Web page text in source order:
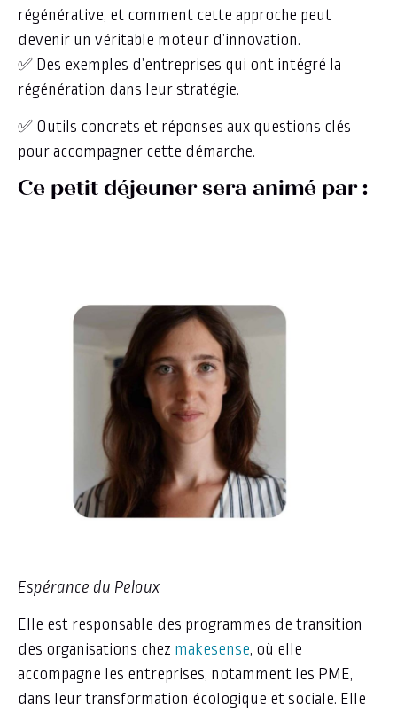
régénérative, et comment cette approche peut
devenir un véritable moteur d’innovation.
✅ Des exemples d’entreprises qui ont intégré la
régénération dans leur stratégie.
✅ Outils concrets et réponses aux questions clés
pour accompagner cette démarche.
Ce petit déjeuner sera animé par :
Espérance du Peloux
Elle est responsable des programmes de transition
des organisations chez makesense, où elle
accompagne les entreprises, notamment les PME,
dans leur transformation écologique et sociale. Elle